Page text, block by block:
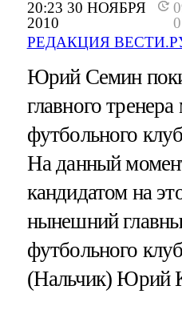
20:23 30 НОЯБРЯ
2010
РЕДАКЦИЯ
Юрий Семин
главного
футбольного
На данный
кандидатом на
нынешний
футбольного
(Нальчик) Юрий